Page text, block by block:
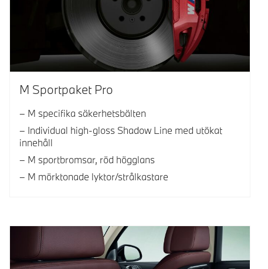
M Sportpaket Pro
M specifika säkerhetsbälten
Individual high-gloss Shadow Line med utökat
innehåll
M sportbromsar, röd högglans
M mörktonade lyktor/strålkastare